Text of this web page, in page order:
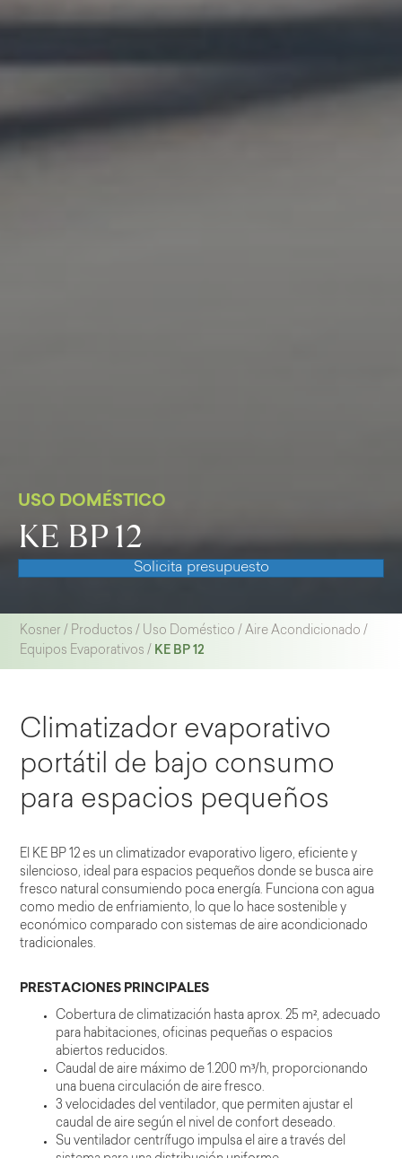
USO DOMÉSTICO
KE BP 12
Solicita presupuesto
Kosner / Productos / Uso Doméstico /Aire Acondicionado /
Equipos Evaporativos / KE BP 12
Climatizador evaporativo
portátil de bajo consumo
para espacios pequeños
El KE BP 12 es un climatizador evaporativo ligero, eficiente y
silencioso, ideal para espacios pequeños donde se busca aire
fresco natural consumiendo poca energía. Funciona con agua
como medio de enfriamiento, lo que lo hace sostenible y
económico comparado con sistemas de aire acondicionado
tradicionales.
PRESTACIONES PRINCIPALES
Cobertura de climatización hasta aprox. 25 m², adecuado
para habitaciones, oficinas pequeñas o espacios
abiertos reducidos.
Caudal de aire máximo de 1.200 m³/h, proporcionando
una buena circulación de aire fresco.
3 velocidades del ventilador, que permiten ajustar el
caudal de aire según el nivel de confort deseado.
Su ventilador centrífugo impulsa el aire a través del